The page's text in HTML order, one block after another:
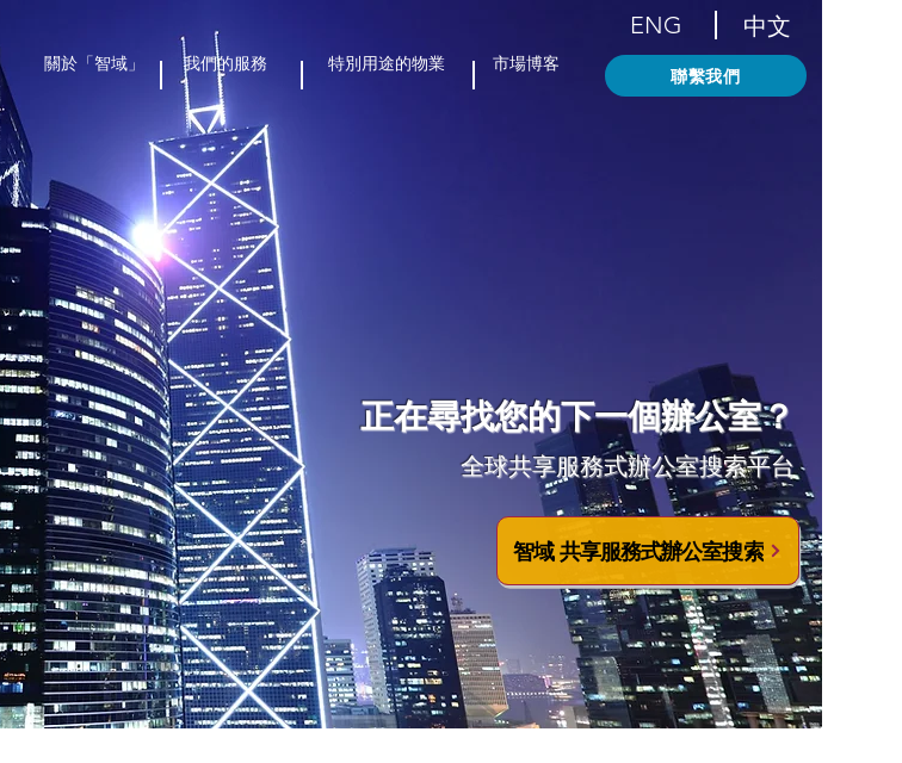
聯繫我們
關於「智域」 我們的服務 特別用途的物業 市場博客
ENG 中文
智域 共享服務式辦公室搜索
正在尋找您的下一個辦公室？
全球共享服務式辦公室搜索平台